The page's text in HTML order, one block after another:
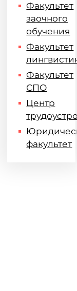
Факультет
заочного
обучения
Факультет
Факультет
СПО
Центр
факультет